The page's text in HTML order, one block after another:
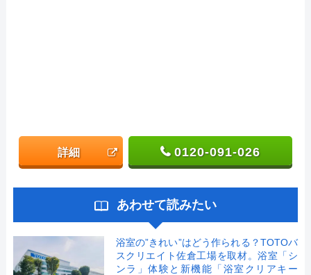
詳細 0120-091-026
あわせて読みたい
浴室の”きれい”はどう作られる？TOTOバ
スクリエイト佐倉工場を取材。浴室「シ
ンラ」体験と新機能「浴室クリアキー